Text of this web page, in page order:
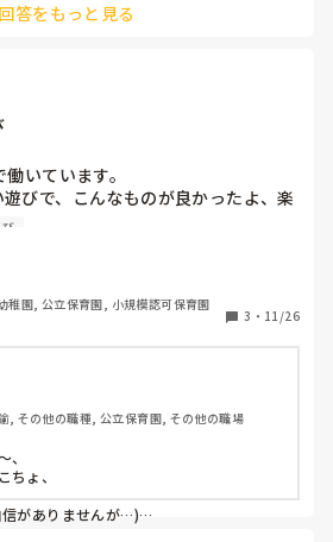
回答をもっと見る
いています。
びで、こんなものが良かったよ、楽
を教えていただきたいです。
稚園, 公立保育園, 小規模認可保育園
3 ・ 11/26
, その他の職種, 公立保育園, その他の職場
ちょ、
がありませんが…)